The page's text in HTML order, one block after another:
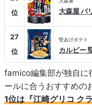
位
大森屋 バ
27
位
堅あげポテト
カルビー
famico編集部が独自に
ールに合うおすすめの
1位は『江崎グリコ ク